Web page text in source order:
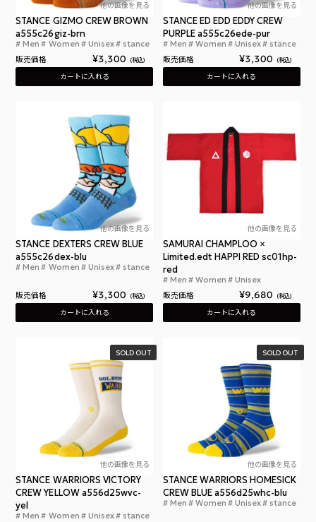
他の画像を見る
スタンスソックス ギズモ クルー ブラウン
STANCE GIZMO CREW BROWN
a555c26giz-brn
Men Women Unisex stance
販売価格 ¥3,300 税込
カートに入れる
他の画像を見る
STANCE ED EDD EDDY CREW
PURPLE a555c26ede-pur
Men Women Unisex stance
販売価格 ¥3,300 税込
カートに入れる
他の画像を見る
スタンスソックス デクスターズ クルー ブルー
STANCE DEXTERS CREW BLUE
a555c26dex-blu
Men Women Unisex stance
販売価格 ¥3,300 税込
カートに入れる
他の画像を見る
SAMURAI CHAMPLOO ×
Limited.edt HAPPI RED sc01hp-
red
Men Women Unisex
販売価格 ¥9,680 税込
カートに入れる
他の画像を見る
STANCE WARRIORS VICTORY
CREW YELLOW a556d25wvc-
yel
Men Women Unisex stance
SOLD OUT
他の画像を見る
STANCE WARRIORS HOMESICK
CREW BLUE a556d25whc-blu
Men Women Unisex stance
SOLD OUT